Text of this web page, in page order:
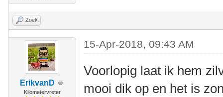
Zoek
ErikvanD
Kilometervreter
15-Apr-2018, 09:43 AM
Voorlopig laat ik hem
mooi dik op en het is